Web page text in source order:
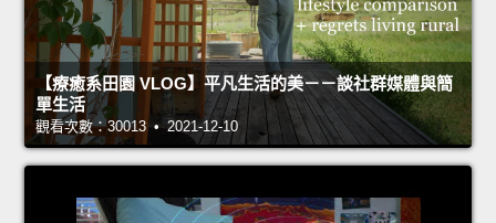
【療癒系田園 VLOG】平凡生活的美－－談社群媒體與簡
單生活
觀看次數：30013 • 2021-12-10